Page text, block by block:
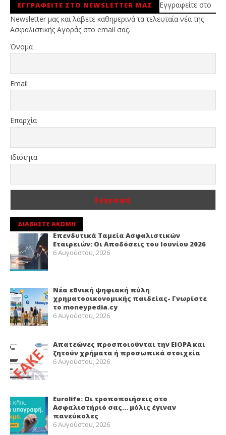
ΕΓΓΡΑΦΕΙΤΕ ΣΤΟ NEWSLETTER ΜΑΣ
Εγγραφείτε στο
Newsletter μας και λάβετε καθημερινά τα τελευταία νέα της
Ασφαλιστικής Αγοράς στο email σας.
Όνομα
Email
Επαρχία
Ιδιότητα
ΔΙΑΒΑΣΤΕ ΑΚΟΜΗ
Επενδυτικά Ταμεία Ασφαλιστικών
Εταιρειών: Οι Αποδόσεις του Ιουνίου 2026
6 Αυγούστου, 2026
Νέα εθνική ψηφιακή πύλη
χρηματοοικονομικής παιδείας- Γνωρίστε
το moneypedia.cy
6 Αυγούστου, 2026
Απατεώνες προσποιούνται την EIOPA και
ζητούν χρήματα ή προσωπικά στοιχεία
6 Αυγούστου, 2026
Eurolife: Οι τροποποιήσεις στο
Ασφαλιστήριό σας… μόλις έγιναν
πανεύκολες
6 Αυγούστου, 2026